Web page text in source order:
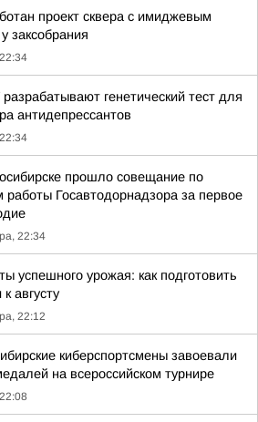
проект сквера с имиджевым
заксобрания
генетический тест для
антидепрессантов
прошло совещание по
работы Госавтодорнадзора за первое
22:34
успешного урожая: как подготовить
к августу
22:12
киберспортсмены завоевали
на всероссийском турнире